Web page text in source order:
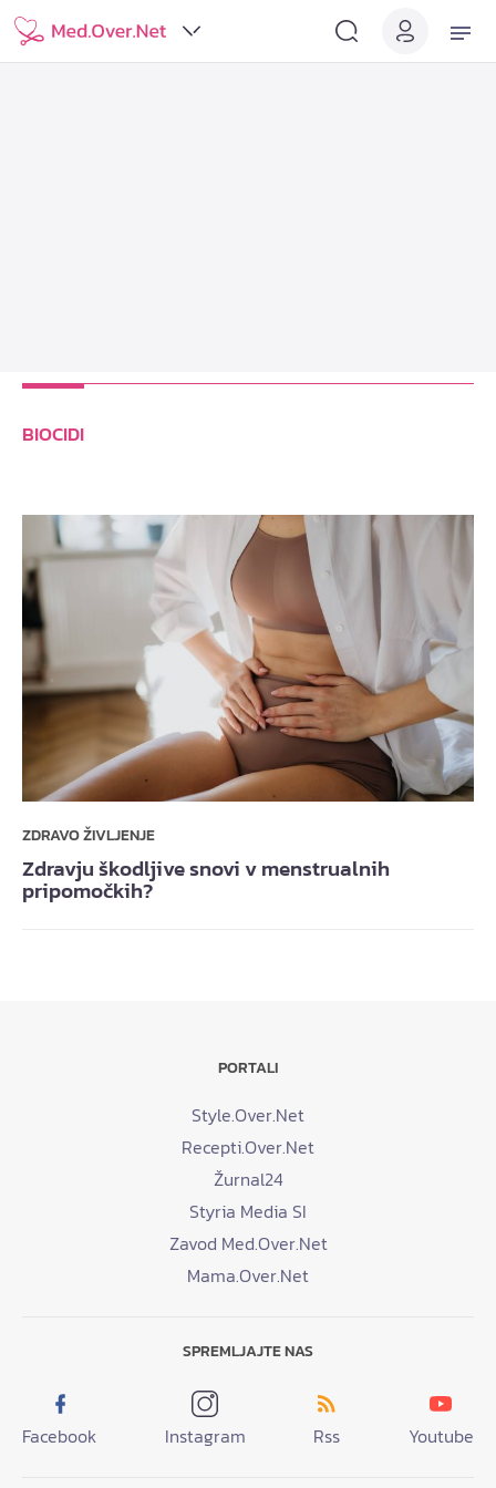
BIOCIDI
ZDRAVO ŽIVLJENJE
Zdravju škodljive snovi v menstrualnih
pripomočkih?
PORTALI
Style.Over.Net
Recepti.Over.Net
Žurnal24
Styria Media SI
Zavod Med.Over.Net
Mama.Over.Net
SPREMLJAJTE NAS
Facebook Instagram Rss Youtube